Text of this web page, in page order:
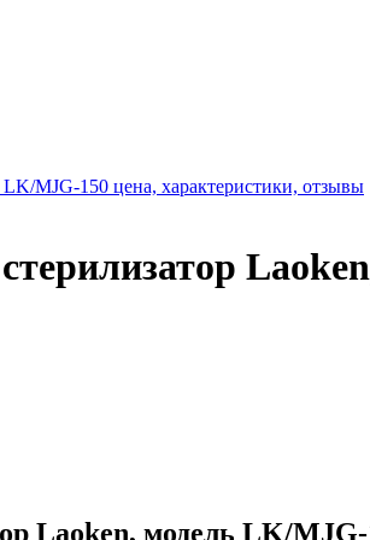
Laoken, модель LK/MJG-